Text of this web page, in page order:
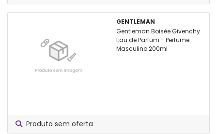
GENTLEMAN
Gentleman Boisée Givenchy
Eau de Parfum - Perfume
Masculino 200ml
Produto sem oferta